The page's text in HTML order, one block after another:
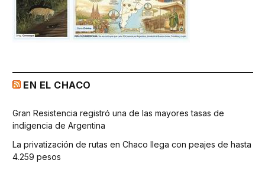
EN EL CHACO
Gran Resistencia registró una de las mayores tasas de
indigencia de Argentina
La privatización de rutas en Chaco llega con peajes de hasta
4.259 pesos